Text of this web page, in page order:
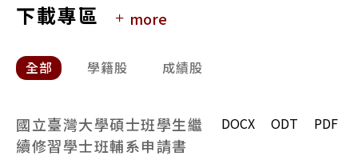
下載專區 more
全部 學籍股 成績股
國立臺灣大學碩士班學生繼
續修習學士班輔系申請書
DOCX ODT PDF